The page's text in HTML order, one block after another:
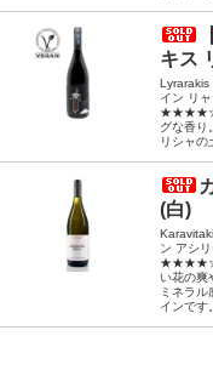
キス
Lyrarakis
イン リ
★★★★☆
グな香り
リシャの
(白)
ン アシ
★★★★☆
い花の爽
ミネラル
インです。